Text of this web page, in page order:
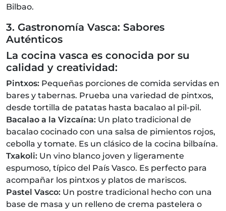
Bilbao.
3. Gastronomía Vasca: Sabores
Auténticos
La cocina vasca es conocida por su
calidad y creatividad:
Pintxos: Pequeñas porciones de comida servidas en
bares y tabernas. Prueba una variedad de pintxos,
desde tortilla de patatas hasta bacalao al pil-pil.
Bacalao a la Vizcaína: Un plato tradicional de
bacalao cocinado con una salsa de pimientos rojos,
cebolla y tomate. Es un clásico de la cocina bilbaína.
Txakoli: Un vino blanco joven y ligeramente
espumoso, típico del País Vasco. Es perfecto para
acompañar los pintxos y platos de mariscos.
Pastel Vasco: Un postre tradicional hecho con una
base de masa y un relleno de crema pastelera o